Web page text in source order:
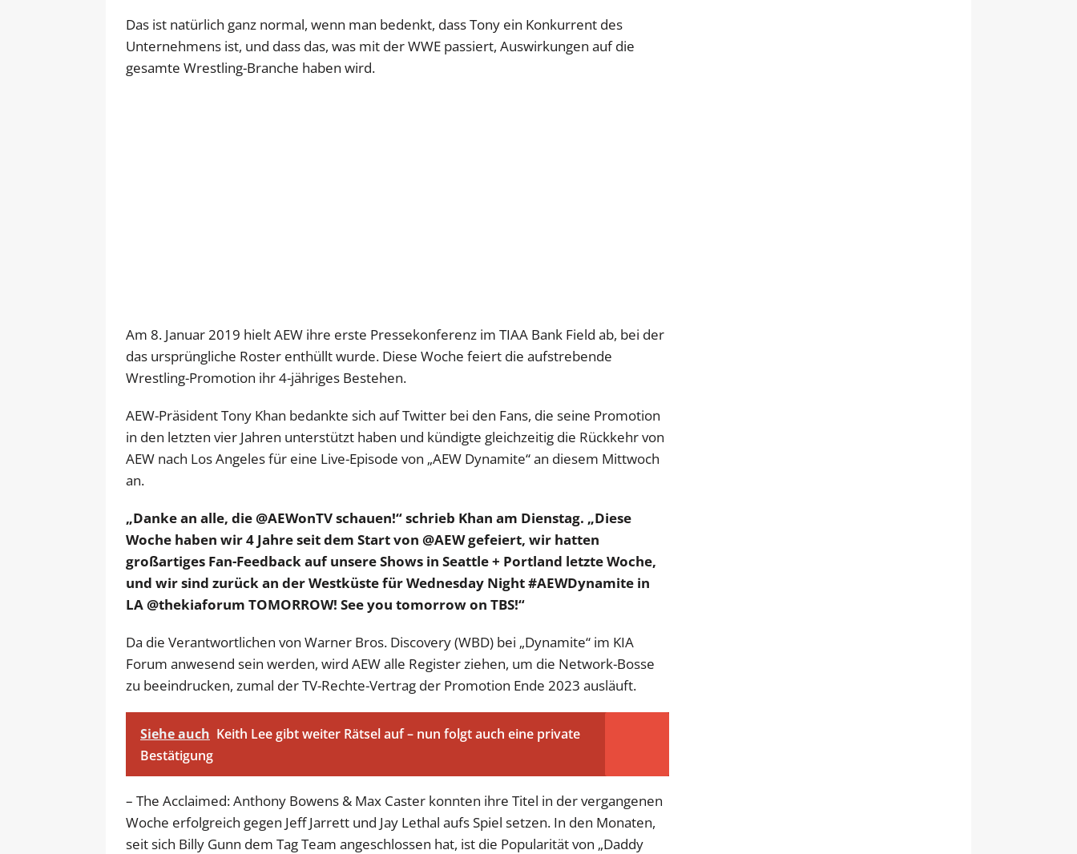
Das ist natürlich ganz normal, wenn man bedenkt, dass Tony ein Konkurrent des
Unternehmens ist, und dass das, was mit der WWE passiert, Auswirkungen auf die
gesamte Wrestling-Branche haben wird.
Am 8. Januar 2019 hielt AEW ihre erste Pressekonferenz im TIAA Bank Field ab, bei der
das ursprüngliche Roster enthüllt wurde. Diese Woche feiert die aufstrebende
Wrestling-Promotion ihr 4-jähriges Bestehen.
AEW-Präsident Tony Khan bedankte sich auf Twitter bei den Fans, die seine Promotion
in den letzten vier Jahren unterstützt haben und kündigte gleichzeitig die Rückkehr von
AEW nach Los Angeles für eine Live-Episode von „AEW Dynamite“ an diesem Mittwoch
an.
„Danke an alle, die @AEWonTV schauen!“ schrieb Khan am Dienstag. „Diese
Woche haben wir 4 Jahre seit dem Start von @AEW gefeiert, wir hatten
großartiges Fan-Feedback auf unsere Shows in Seattle + Portland letzte Woche,
und wir sind zurück an der Westküste für Wednesday Night #AEWDynamite in
LA @thekiaforum TOMORROW! See you tomorrow on TBS!“
Da die Verantwortlichen von Warner Bros. Discovery (WBD) bei „Dynamite“ im KIA
Forum anwesend sein werden, wird AEW alle Register ziehen, um die Network-Bosse
zu beeindrucken, zumal der TV-Rechte-Vertrag der Promotion Ende 2023 ausläuft.
Siehe auch Keith Lee gibt weiter Rätsel auf – nun folgt auch eine private
Bestätigung
– The Acclaimed: Anthony Bowens & Max Caster konnten ihre Titel in der vergangenen
Woche erfolgreich gegen Jeff Jarrett und Jay Lethal aufs Spiel setzen. In den Monaten,
seit sich Billy Gunn dem Tag Team angeschlossen hat, ist die Popularität von „Daddy